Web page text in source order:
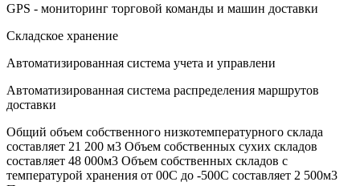
GPS - мониторинг торговой команды и машин доставки
Складское хранение
Автоматизированная система учета и управлени
Автоматизированная система распределения маршрутов
доставки
Общий объем собственного низкотемпературного склада
составляет 21 200 м3 Объем собственных сухих складов
составляет 48 000м3 Объем собственных складов с
температурой хранения от 00С до -500С составляет 2 500м3